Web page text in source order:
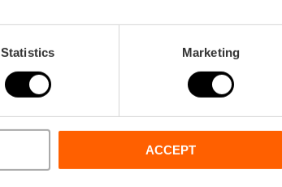
Statistics Marketing
ACCEPT